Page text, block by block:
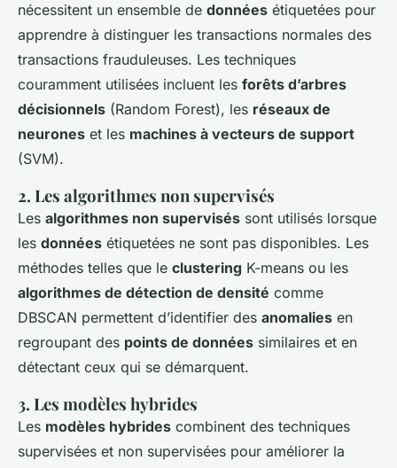
nécessitent un ensemble de données étiquetées pour
apprendre à distinguer les transactions normales des
transactions frauduleuses. Les techniques
couramment utilisées incluent les forêts d’arbres
décisionnels (Random Forest), les réseaux de
neurones et les machines à vecteurs de support
(SVM).
2. Les algorithmes non supervisés
Les algorithmes non supervisés sont utilisés lorsque
les données étiquetées ne sont pas disponibles. Les
méthodes telles que le clustering K-means ou les
algorithmes de détection de densité comme
DBSCAN permettent d’identifier des anomalies en
regroupant des points de données similaires et en
détectant ceux qui se démarquent.
3. Les modèles hybrides
Les modèles hybrides combinent des techniques
supervisées et non supervisées pour améliorer la